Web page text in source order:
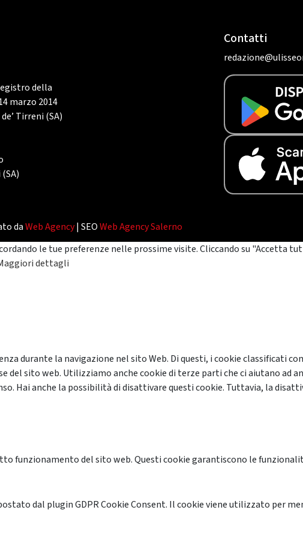
della
marzo 2014
Tirreni (SA)
Contatti
daWeb Agency| SEOWeb Agency Salerno
le tue preferenze nelle prossime visite. Cliccando su "Accetta
dettagli
durante la navigazione nel sito Web. Di questi, i cookie classificati
sito web. Utilizziamo anche cookie di terze parti che ci aiutano ad
Hai anche la possibilità di disattivare questi cookie. Tuttavia, la
funzionamento del sito web. Questi cookie garantiscono le
dal plugin GDPR Cookie Consent. Il cookie viene utilizzato per